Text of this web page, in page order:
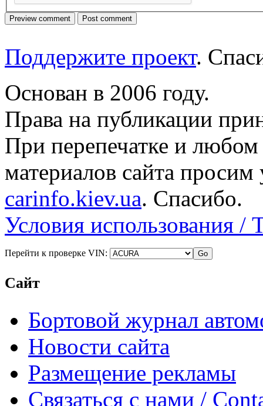
Поддержите проект.
Основан в 2006 году.
Права на публикации
При перепечатке и
материалов сайта просим
carinfo.kiev.ua. Спасибо.
Условия использования /
Перейти к проверке VIN:
Сайт
Бортовой журнал
Новости сайта
Размещение рекламы
Связаться с нами /